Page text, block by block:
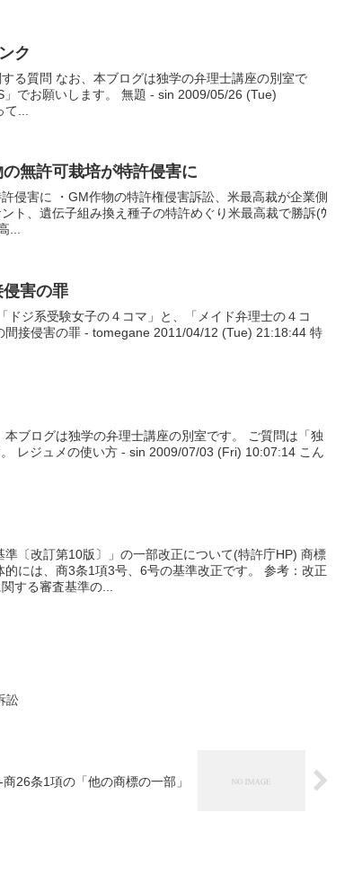
ク
る質問 なお、本ブログは独学の弁理士講座の別室で
でお願いします。 無題 - sin 2009/05/26 (Tue)
...
無許可栽培が特許侵害に
侵害に ・GM作物の特許権侵害訴訟、米最高裁が企業側
ト、遺伝子組み換え種子の特許めぐり米最高裁で勝訴(ｳ
...
害の罪
ドジ系受験女子の４コマ」と、「メイド弁理士の４コ
間接侵害の罪 - tomegane 2011/04/12 (Tue) 21:18:44 特
ブログは独学の弁理士講座の別室です。 ご質問は「独
レジュメの使い方 - sin 2009/07/03 (Fri) 10:07:14 こん
〔改訂第10版〕」の一部改正について(特許庁HP) 商標
には、商3条1項3号、6号の基準改正です。 参考：改正
する審査基準の...
訟
26条1項の「他の商標の一部」